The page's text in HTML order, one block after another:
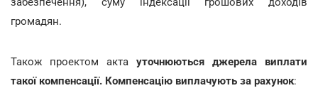
громадян.
Також проектом акта уточнюються джерела виплати
такої компенсації. Компенсацію виплачують за рахунок: